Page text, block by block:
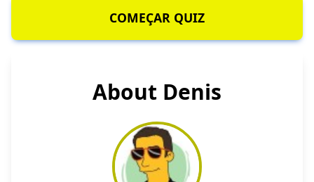
COMEÇAR QUIZ
About Denis